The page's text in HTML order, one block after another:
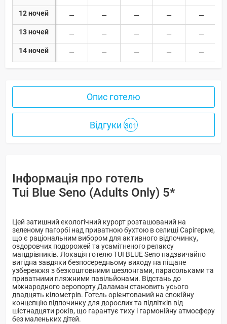
12 ночей
13 ночей
14 ночей
Опис готелю
Відгуки 301
Інформація про готель
Tui Blue Seno (Adults Only) 5*
Цей затишний екологічний курорт розташований на
зеленому пагорбі над приватною бухтою в селищі Сарігерме,
що є раціональним вибором для активного відпочинку,
оздоровчих подорожей та усамітненого релаксу
мандрівників. Локація готелю TUI BLUE Seno надзвичайно
вигідна завдяки безпосередньому виходу на піщане
узбережжя з безкоштовними шезлонгами, парасольками та
приватними пляжними павільйонами. Відстань до
міжнародного аеропорту Даламан становить усього
двадцять кілометрів. Готель орієнтований на спокійну
концепцію відпочинку для дорослих та підлітків від
шістнадцяти років, що гарантує тиху і гармонійну атмосферу
без маленьких дітей.